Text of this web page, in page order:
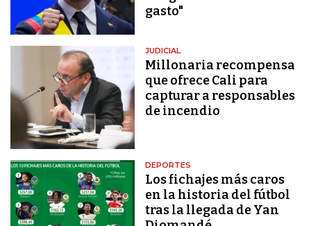
gasto"
JUDICIAL
Millonaria recompensa
que ofrece Cali para
capturar a responsables
de incendio
DEPORTES
Los fichajes más caros
en la historia del fútbol
tras la llegada de Yan